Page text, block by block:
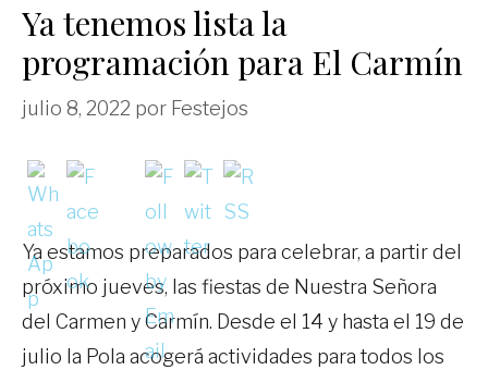
Ya tenemos lista la
programación para El Carmín
julio 8, 2022 por Festejos
Ya estamos preparados para celebrar, a partir del
próximo jueves, las fiestas de Nuestra Señora
del Carmen y Carmín. Desde el 14 y hasta el 19 de
julio la Pola acogerá actividades para todos los